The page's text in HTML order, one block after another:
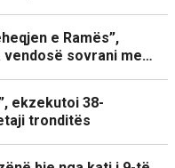
e Ramës”,
sovrani me…
ekzekutoi 38-
tronditës